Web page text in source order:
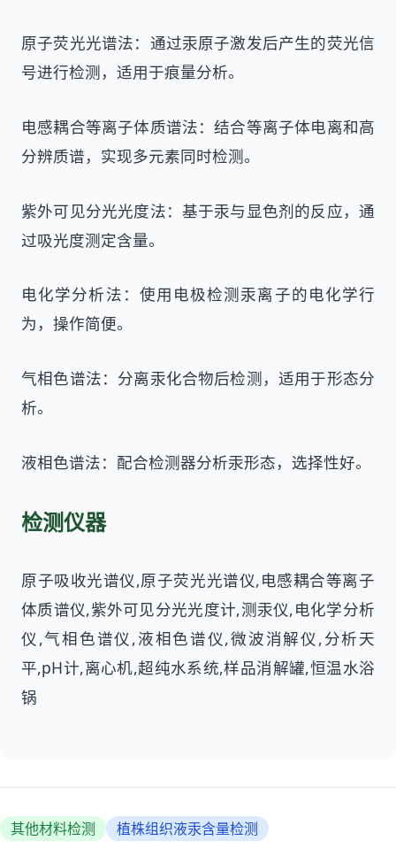
原子荧光光谱法：通过汞原子激发后产生的荧光信
号进行检测，适用于痕量分析。
电感耦合等离子体质谱法：结合等离子体电离和高
分辨质谱，实现多元素同时检测。
紫外可见分光光度法：基于汞与显色剂的反应，通
过吸光度测定含量。
电化学分析法：使用电极检测汞离子的电化学行
为，操作简便。
气相色谱法：分离汞化合物后检测，适用于形态分
析。
液相色谱法：配合检测器分析汞形态，选择性好。
检测仪器
原子吸收光谱仪,原子荧光光谱仪,电感耦合等离子
体质谱仪,紫外可见分光光度计,测汞仪,电化学分析
仪,气相色谱仪,液相色谱仪,微波消解仪,分析天
平,pH计,离心机,超纯水系统,样品消解罐,恒温水浴
锅
其他材料检测 植株组织液汞含量检测